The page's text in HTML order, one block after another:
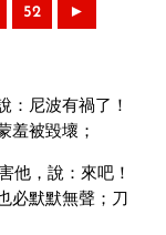
52 ►
：尼波有禍了！
羞被毀壞；
他，說：來吧！
必默默無聲；刀